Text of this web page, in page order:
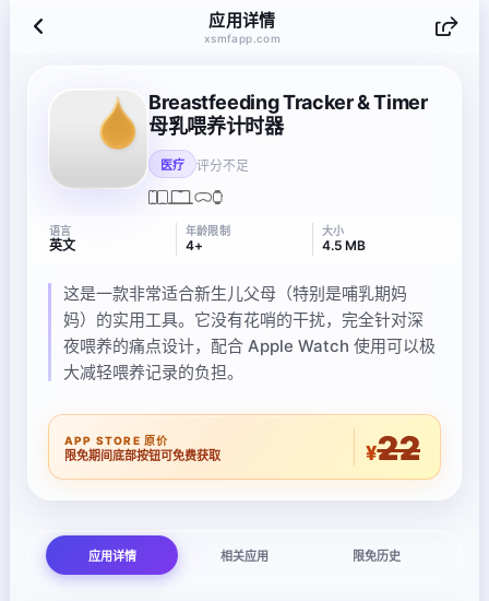
应用详情
xsmfapp.com
Breastfeeding Tracker & Timer
母乳喂养计时器
医疗 评分不足
语言
英文
年龄限制
4+
大小
4.5 MB
这是一款非常适合新生儿父母（特别是哺乳期妈
妈）的实用工具。它没有花哨的干扰，完全针对深
夜喂养的痛点设计，配合 Apple Watch 使用可以极
大减轻喂养记录的负担。
APP STORE 原价
限免期间底部按钮可免费获取 ¥22
应用详情 相关应用 限免历史